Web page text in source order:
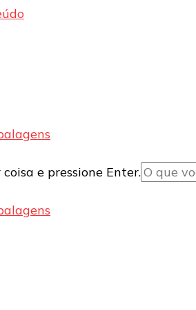
embalagens para pizzas,
e pressione Enter.
sobre embalagens para pizzas,